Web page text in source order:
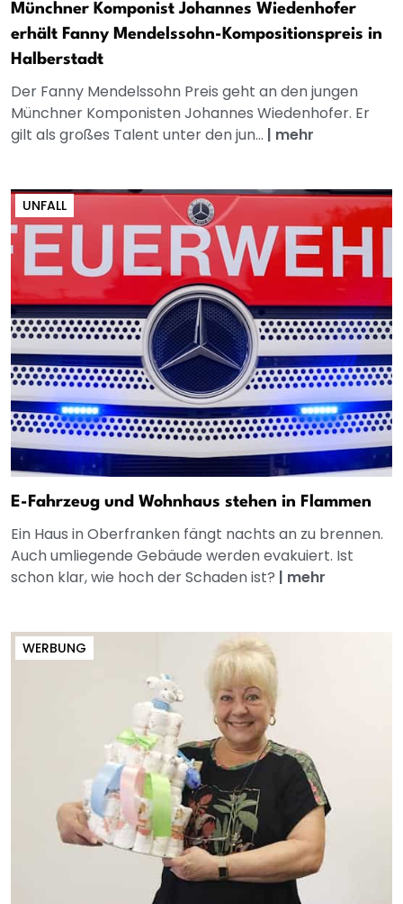
Münchner Komponist Johannes Wiedenhofer
erhält Fanny Mendelssohn-Kompositionspreis in
Halberstadt
Der Fanny Mendelssohn Preis geht an den jungen
Münchner Komponisten Johannes Wiedenhofer. Er
gilt als großes Talent unter den jun... | mehr
UNFALL
E-Fahrzeug und Wohnhaus stehen in Flammen
Ein Haus in Oberfranken fängt nachts an zu brennen.
Auch umliegende Gebäude werden evakuiert. Ist
schon klar, wie hoch der Schaden ist? | mehr
WERBUNG